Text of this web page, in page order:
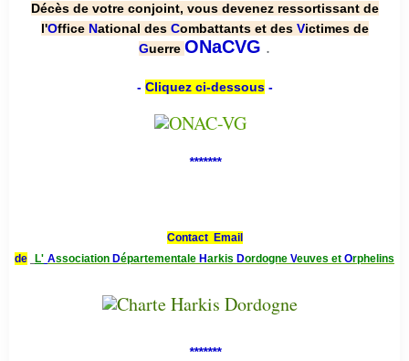
Décès de votre conjoint, vous devenez ressortissant de
l'Office National des Combattants et des Victimes de
Guerre ONaCVG .
- Cliquez ci-dessous-
*******
Contact Email
de
L' Association Départementale Harkis Dordogne Veuves et Orphelins
*******